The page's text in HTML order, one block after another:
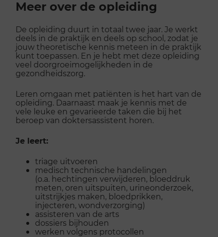
galerij
Meer over de opleiding
De opleiding duurt in totaal twee jaar. Je werkt
deels in de praktijk en deels op school, zodat je
jouw theoretische kennis meteen in de praktijk
kunt toepassen. En je hebt met deze opleiding
veel doorgroeimogelijkheden in de
gezondheidszorg.
Leren omgaan met patiënten is het hart van de
opleiding. Daarnaast maak je kennis met de
vele leuke en gevarieerde taken die bij het
beroep van doktersassistent horen.
Je leert:
triage uitvoeren
medisch technische handelingen
(o.a. hechtingen verwijderen, bloeddruk
meten, oren uitspuiten, urineonderzoek,
uitstrijkjes maken, bloedprikken,
injecteren, wondverzorging)
assisteren van de arts
dossiers bijhouden
werken volgens protocollen